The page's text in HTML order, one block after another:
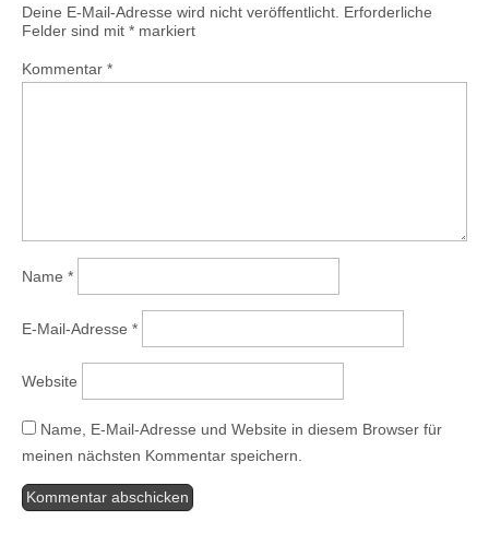
Deine E-Mail-Adresse wird nicht veröffentlicht. Erforderliche
Felder sind mit * markiert
Kommentar *
Name *
E-Mail-Adresse *
Website
Name, E-Mail-Adresse und Website in diesem Browser für
meinen nächsten Kommentar speichern.